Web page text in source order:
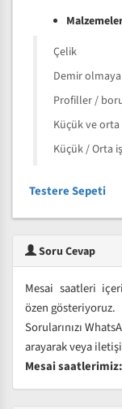
Çelik
Demir
Profiller /
Küçük ve
Küçük / Orta
Testere Sepeti
Soru Cevap
Mesai saatleri
özen gösteriyoruz.
Sorularınızı
arayarak veya
Mesai saatlerimiz: